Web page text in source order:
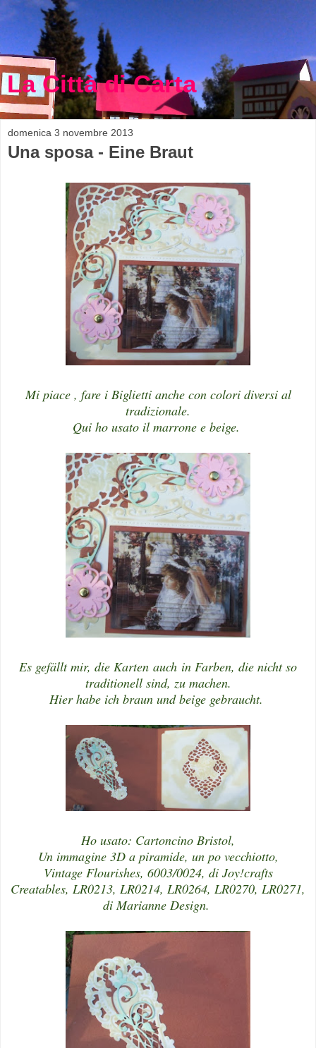
La Città di Carta
domenica 3 novembre 2013
Una sposa - Eine Braut
Mi piace , fare i Biglietti anche con colori diversi al
tradizionale.
Qui ho usato il marrone e beige.
Es gefällt mir, die Karten auch in Farben, die nicht so
traditionell sind, zu machen.
Hier habe ich braun und beige gebraucht.
Ho usato: Cartoncino Bristol,
Un immagine 3D a piramide, un po vecchiotto,
Vintage Flourishes, 6003/0024, di Joy!crafts
Creatables, LR0213, LR0214, LR0264, LR0270, LR0271,
di Marianne Design.